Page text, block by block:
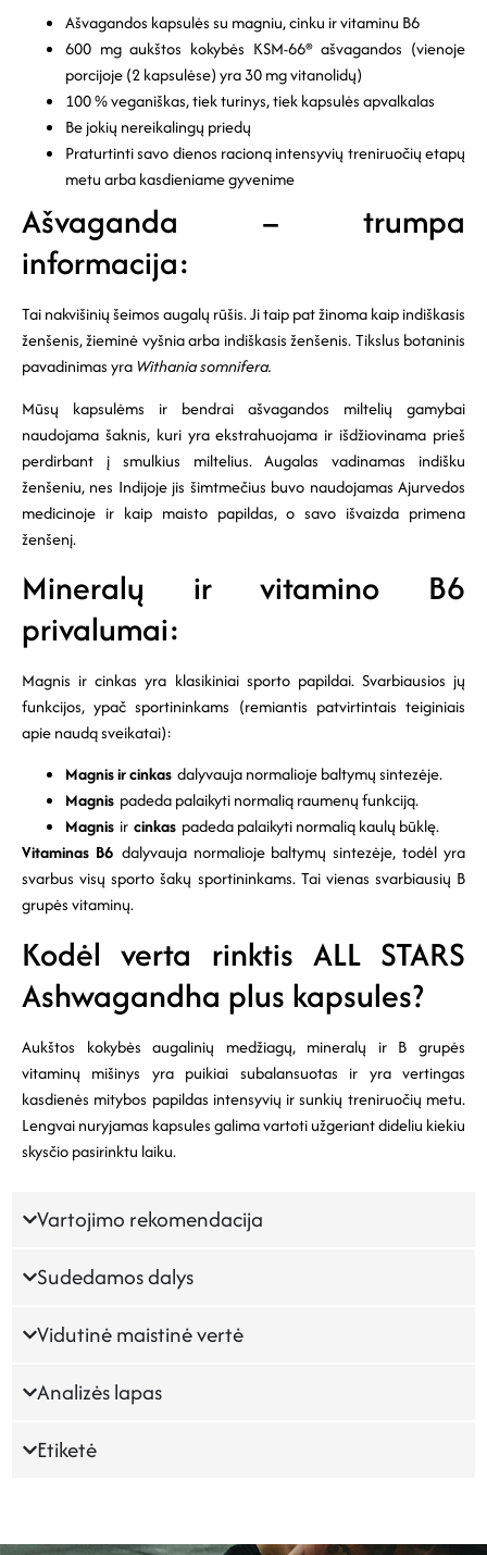
Ašvagandos kapsulės su magniu, cinku ir vitaminu B6
600 mg aukštos kokybės KSM-66® ašvagandos (vienoje
porcijoje (2 kapsulėse) yra 30 mg vitanolidų)
100 % veganiškas, tiek turinys, tiek kapsulės apvalkalas
Be jokių nereikalingų priedų
Praturtinti savo dienos racioną intensyvių treniruočių etapų
metu arba kasdieniame gyvenime
Ašvaganda – trumpa
informacija:
Tai nakvišinių šeimos augalų rūšis. Ji taip pat žinoma kaip indiškasis
ženšenis, žieminė vyšnia arba indiškasis ženšenis. Tikslus botaninis
pavadinimas yraWithania somnifera.
Mūsų kapsulėms ir bendrai ašvagandos miltelių gamybai
naudojama šaknis, kuri yra ekstrahuojama ir išdžiovinama prieš
perdirbant į smulkius miltelius. Augalas vadinamas indišku
ženšeniu, nes Indijoje jis šimtmečius buvo naudojamas Ajurvedos
medicinoje ir kaip maisto papildas, o savo išvaizda primena
ženšenį.
Mineralų ir vitamino B6
privalumai:
Magnis ir cinkas yra klasikiniai sporto papildai. Svarbiausios jų
funkcijos, ypač sportininkams (remiantis patvirtintais teiginiais
apie naudą sveikatai):
Magnis ir cinkas dalyvauja normalioje baltymų sintezėje.
Magnis padeda palaikyti normalią raumenų funkciją.
Magnis ir cinkas padeda palaikyti normalią kaulų būklę.
Vitaminas B6dalyvauja normalioje baltymų sintezėje, todėl yra
svarbus visų sporto šakų sportininkams. Tai vienas svarbiausių B
grupės vitaminų.
Kodėl verta rinktis ALL STARS
Ashwagandha plus kapsules?
Aukštos kokybės augalinių medžiagų, mineralų ir B grupės
vitaminų mišinys yra puikiai subalansuotas ir yra vertingas
kasdienės mitybos papildas intensyvių ir sunkių treniruočių metu.
Lengvai nuryjamas kapsules galima vartoti užgeriant dideliu kiekiu
skysčio pasirinktu laiku.
Vartojimo rekomendacija
Sudedamos dalys
Vidutinė maistinė vertė
Analizės lapas
Etiketė